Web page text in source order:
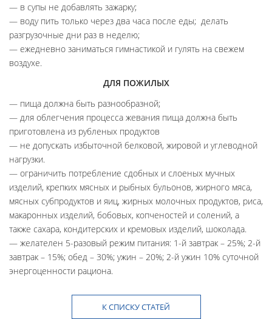
в супы не добавлять зажарку;
воду пить только через два часа после еды; делать
разгрузочные дни раз в неделю;
ежедневно заниматься гимнастикой и гулять на свежем
воздухе.
ДЛЯ ПОЖИЛЫХ
пища должна быть разнообразной;
для облегчения процесса жевания пища должна быть
приготовлена из рубленых продуктов
не допускать избыточной белковой, жировой и углеводной
нагрузки.
ограничить потребление сдобных и слоеных мучных
изделий, крепких мясных и рыбных бульонов, жирного мяса,
мясных субпродуктов и яиц, жирных молочных продуктов, риса,
макаронных изделий, бобовых, копченостей и солений, а
также сахара, кондитерских и кремовых изделий, шоколада.
желателен 5-разовый режим питания: 1-й завтрак – 25%; 2-й
завтрак – 15%; обед – 30%; ужин – 20%; 2-й ужин 10% суточной
энергоценности рациона.
К СПИСКУ СТАТЕЙ